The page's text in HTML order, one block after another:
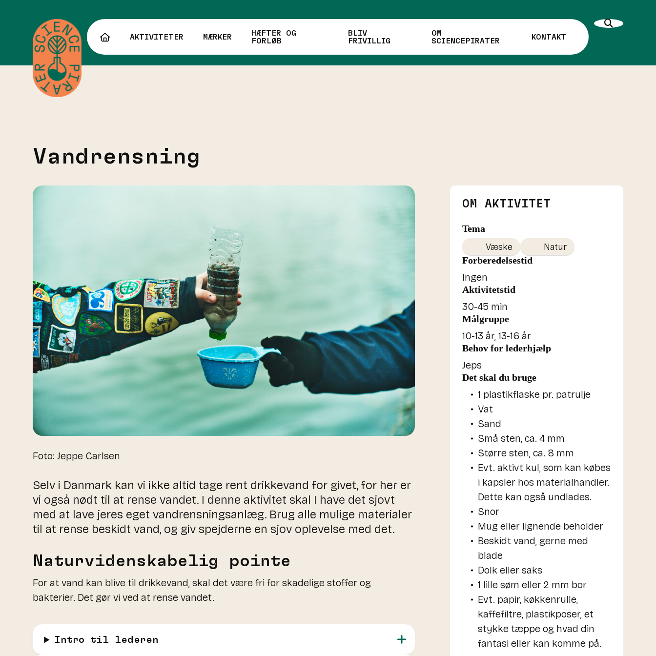
content
AKTIVITETER MÆRKER
HÆFTER OG
FORLØB
BLIV
FRIVILLIG
OM
SCIENCEPIRATER
KONTAKT
Vandrensning
Foto: Jeppe Carlsen
Selv i Danmark kan vi ikke altid tage rent drikkevand for givet, for her er
vi også nødt til at rense vandet. I denne aktivitet skal I have det sjovt
med at lave jeres eget vandrensningsanlæg. Brug alle mulige materialer
til at rense beskidt vand, og giv spejderne en sjov oplevelse med det.
Naturvidenskabelig pointe
For at vand kan blive til drikkevand, skal det være fri for skadelige stoffer og
bakterier. Det gør vi ved at rense vandet.
Intro til lederen
OM AKTIVITET
Tema
Væske
Natur
Forberedelsestid
Ingen
Aktivitetstid
30-45 min
Målgruppe
10-13 år, 13-16 år
Behov for lederhjælp
Jeps
Det skal du bruge
1 plastikflaske pr. patrulje
Vat
Sand
Små sten, ca. 4 mm
Større sten, ca. 8 mm
Evt. aktivt kul, som kan købes
i kapsler hos materialhandler.
Dette kan også undlades.
Snor
Mug eller lignende beholder
Beskidt vand, gerne med
blade
Dolk eller saks
1 lille søm eller 2 mm bor
Evt. papir, køkkenrulle,
kaffefiltre, plastikposer, et
stykke tæppe og hvad din
fantasi eller kan komme på.